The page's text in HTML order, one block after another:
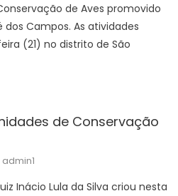
de Aves promovido
dos Campos. As atividades
(21) no distrito de São
de Conservação
Author
admin1
Inácio Lula da Silva criou nesta